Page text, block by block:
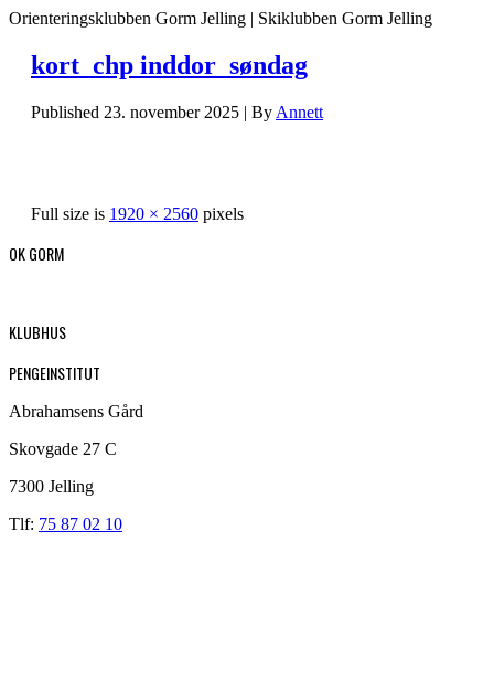
Orienteringsklubben Gorm Jelling | Skiklubben Gorm Jelling
kort_chp inddor_søndag
Published 23. november 2025 | By Annett
Full size is 1920 × 2560 pixels
OK GORM
KLUBHUS
PENGEINSTITUT
Abrahamsens Gård
Skovgade 27 C
7300 Jelling
Tlf: 75 87 02 10